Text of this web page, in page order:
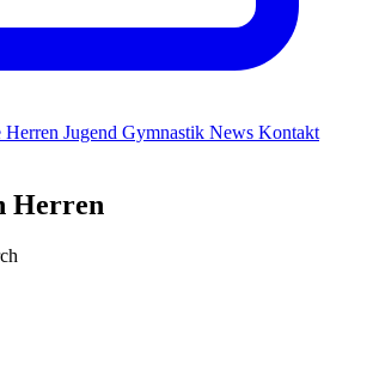
Herren Jugend Gymnastik News Kontakt
Herren